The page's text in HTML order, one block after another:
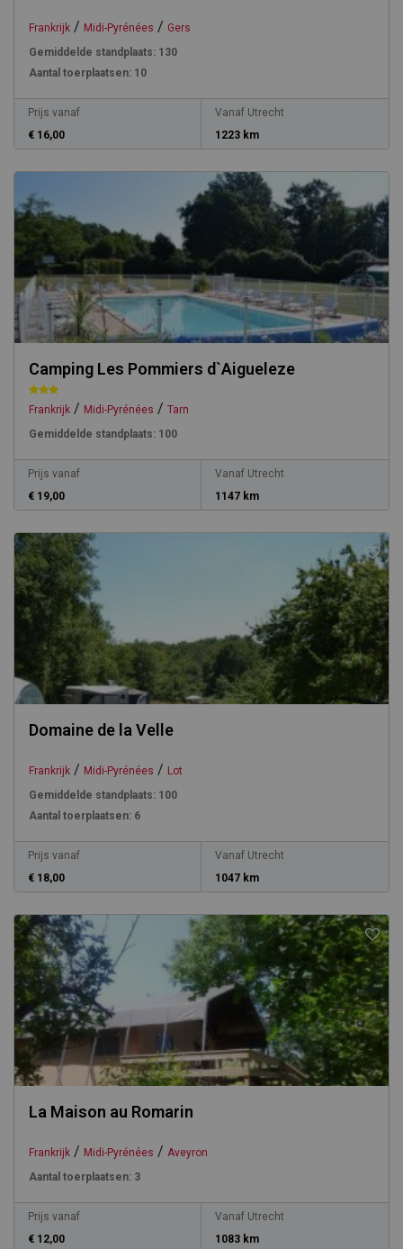
Frankrijk / Midi-Pyrénées / Gers
Gemiddelde standplaats: 130
Aantal toerplaatsen: 10
Prijs vanaf
€ 16,00
Vanaf Utrecht
1223 km
Camping Les Pommiers d`Aigueleze
Frankrijk / Midi-Pyrénées / Tarn
Gemiddelde standplaats: 100
Prijs vanaf
€ 19,00
Vanaf Utrecht
1147 km
Domaine de la Velle
Frankrijk / Midi-Pyrénées / Lot
Gemiddelde standplaats: 100
Aantal toerplaatsen: 6
Prijs vanaf
€ 18,00
Vanaf Utrecht
1047 km
La Maison au Romarin
Frankrijk / Midi-Pyrénées / Aveyron
Aantal toerplaatsen: 3
Prijs vanaf
€ 12,00
Vanaf Utrecht
1083 km